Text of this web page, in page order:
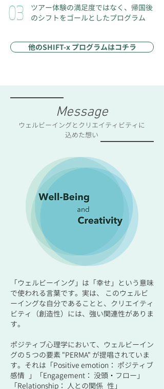
03
ツアー体験の満足度ではなく、帰国後
のシフトをゴールとしたプログラム
他のSHIFT-x プログラムはコチラ
Message
ウェルビーイングとクリエイティビティに
込めた想い
​​「ウェルビーイング」は「幸せ」という意味
で使われる言葉です。実は、 このウェルビ
ーイングな自分であることと、クリエイティ
ビティ（創造性）には、強い関連性がありま
す。
ポジティブ心理学において、ウェルビーイン
グの５つの要素 "PERMA" が提唱されていま
す。それは「Positive emotion： ポジティブ
感情 」「Engagement： 没頭・フロー」
「Relationship： 人との関係 性」